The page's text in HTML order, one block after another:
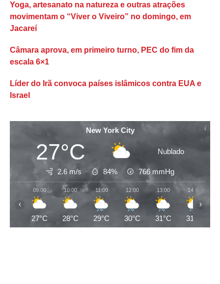
Yoga, artesanato na natureza e outras atrações
movimentam o “Viver o Viveiro” no domingo, em
Jacareí
Câmara aprova, em primeiro turno, PEC do fim da
escala 6×1
Líder do Irã convoca países islâmicos contra EUA e
Israel
New York City
27°C Nublado
2.6 m/s 84% 766 mmHg
09:00
27°C
10:00
28°C
11:00
29°C
12:00
30°C
13:00
31°C
14:00
31°C
‹ ›